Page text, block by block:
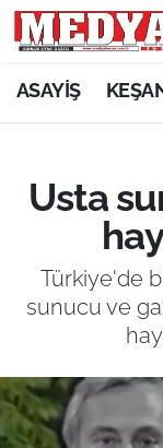
ASAYİŞ
Usta
Türkiye'de
sunucu ve
KEŞAN
ASAYİŞ
SİYASET
GÜNDEM
SAĞLIK